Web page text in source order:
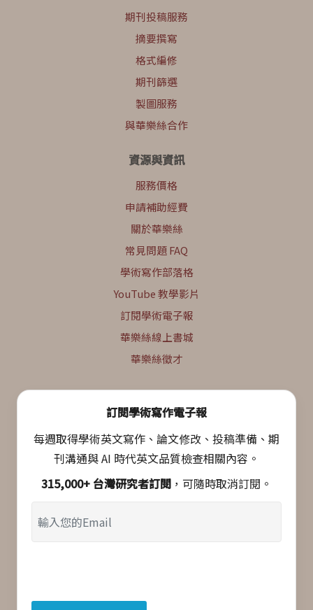
期刊投稿服務
摘要撰寫
格式編修
期刊篩選
製圖服務
與華樂絲合作
資源與資訊
服務價格
申請補助經費
關於華樂絲
常見問題 FAQ
學術寫作部落格
YouTube 教學影片
訂閱學術電子報
華樂絲線上書城
華樂絲徵才
訂閱學術寫作電子報
每週取得學術英文寫作、論文修改、投稿準備、期
刊溝通與 AI 時代英文品質檢查相關內容。
315,000+ 台灣研究者訂閱 ，可隨時取消訂閱。